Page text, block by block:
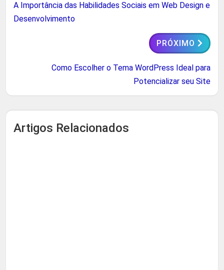
A Importância das Habilidades Sociais em Web Design e
Desenvolvimento
PRÓXIMO
Como Escolher o Tema WordPress Ideal para
Potencializar seu Site
Artigos Relacionados